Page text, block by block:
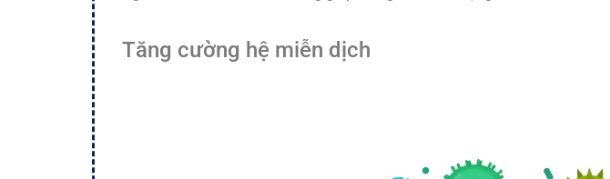
Tăng cường hệ miễn dịch